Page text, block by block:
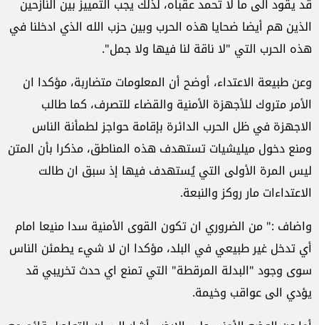
قد يقود الى ما لا تحمد عقباه، لذلك يجب التمييز بين النازحين
الذين هم أيضا ضحايا هذه الحرب وبين حزب الله الذي ادخلنا في
هذه الحرب التي "لا ناقة لنا فيها ولا جمل".
وعن طبيعة الاعتداء، أوضح أن المعلومات متضاربة، مؤكدا ان
الأمر متروك للأجهزة الأمنية والقضاء للتصرف، كما طالب
الاجهزة في ظل الحرب الدائرة بإقامة حواجز لطمأنة الناس
ومنع دخول ميليشيات تستهدف هذه المناطق، مذكرا بأن المتن
ليس المرة الأولى التي يُستهدف فيها إذ سبق ان طالت
الاعتداءات مار روكز والنبعة.
واضاف :" من الضروري ان تكون القوى الأمنية سدا منيعا امام
أي تدخل غير طبيعي في البلد، مؤكدا ان لا شيء يطمئن الناس
سوى وجود "البدلة المرقطة" التي تمنع اي حدث تخريبي قد
يؤدي الى عواقب وخيمة.